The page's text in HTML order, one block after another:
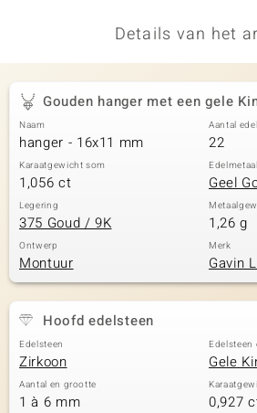
Details van het
Gouden hanger met een gele
Naam
hanger - 16x11 mm
Aantal
22
Karaatgewicht som
1,056 ct
Edelmetaal
Geel
Legering
375 Goud / 9K 1,26 g
Ontwerp
Montuur
Merk
Gavin
Hoofd edelsteen
Edelsteen
Zirkoon
Edelsteen
Gele
Aantal en grootte
1 à 6 mm 0,927